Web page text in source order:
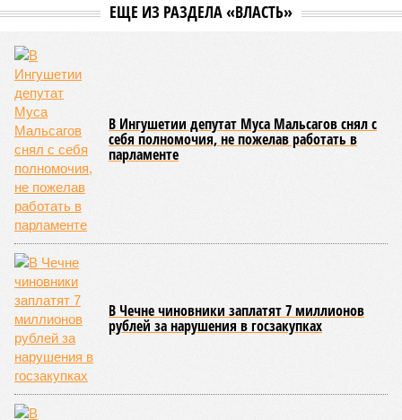
ЕЩЕ ИЗ РАЗДЕЛА «ВЛАСТЬ»
В Ингушетии депутат Муса Мальсагов снял с
себя полномочия, не пожелав работать в
парламенте
В Чечне чиновники заплатят 7 миллионов
рублей за нарушения в госзакупках